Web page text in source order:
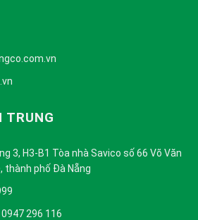
TRUNG
3, H3-B1 Tòa nhà Savico số 66 Võ Văn
thành phố Đà Nẵng
296 116